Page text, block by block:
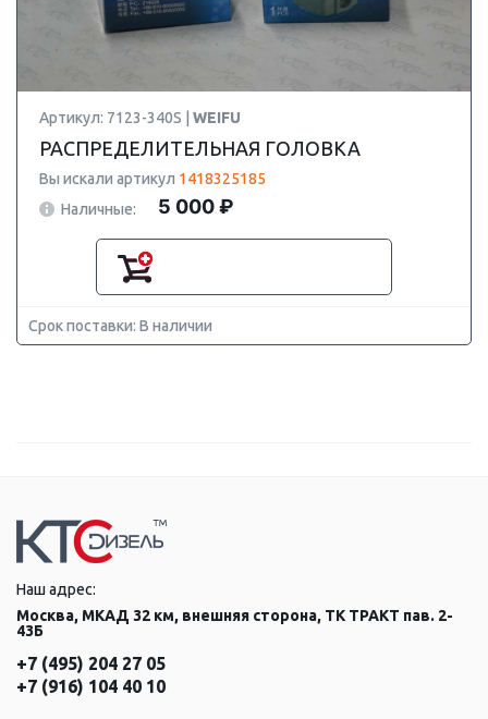
Артикул: 7123-340S | WEIFU
РАСПРЕДЕЛИТЕЛЬНАЯ ГОЛОВКА
Вы искали артикул 1418325185
Наличные:
5 000 ₽
Срок поставки: В наличии
Наш адрес:
Москва, МКАД 32 км, внешняя сторона, ТК ТРАКТ пав. 2-
43Б
+7 (495) 204 27 05
+7 (916) 104 40 10